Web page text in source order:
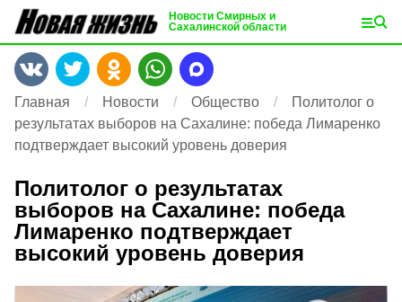
Новости Смирных и
Сахалинской области
Главная Новости Общество
Политолог о
результатах выборов на Сахалине: победа Лимаренко
подтверждает высокий уровень доверия
Политолог о результатах
выборов на Сахалине: победа
Лимаренко подтверждает
высокий уровень доверия